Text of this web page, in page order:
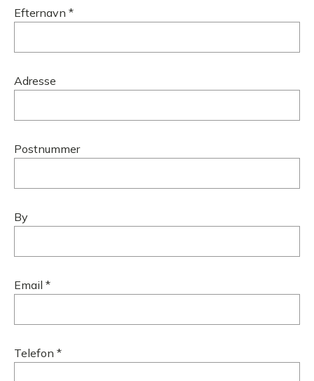
Efternavn *
Adresse
Postnummer
By
Email *
Telefon *